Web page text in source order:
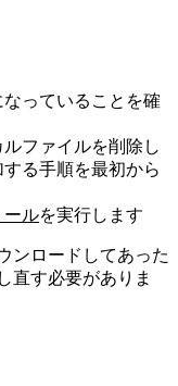
っていることを確
ファイルを削除し
る手順を最初から
ールを実行します
ンロードしてあった
直す必要がありま